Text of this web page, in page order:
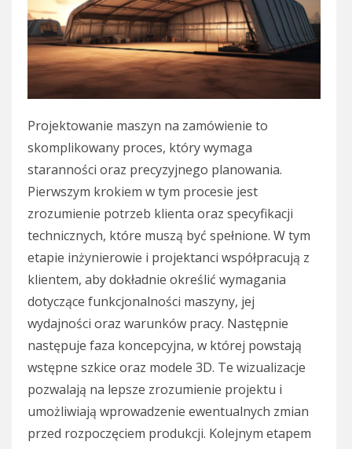
Projektowanie maszyn na zamówienie to
skomplikowany proces, który wymaga
staranności oraz precyzyjnego planowania.
Pierwszym krokiem w tym procesie jest
zrozumienie potrzeb klienta oraz specyfikacji
technicznych, które muszą być spełnione. W tym
etapie inżynierowie i projektanci współpracują z
klientem, aby dokładnie określić wymagania
dotyczące funkcjonalności maszyny, jej
wydajności oraz warunków pracy. Następnie
następuje faza koncepcyjna, w której powstają
wstępne szkice oraz modele 3D. Te wizualizacje
pozwalają na lepsze zrozumienie projektu i
umożliwiają wprowadzenie ewentualnych zmian
przed rozpoczęciem produkcji. Kolejnym etapem